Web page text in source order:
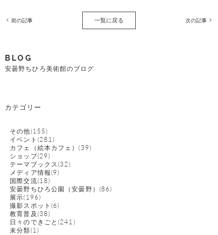
前の記事 一覧に戻る 次の記事
BLOG
安曇野ちひろ美術館のブログ
カテゴリー
その他(155)
イベント(281)
カフェ（絵本カフェ）(39)
ショップ(29)
テーマブックス(32)
メディア情報(9)
国際交流(18)
安曇野ちひろ公園（安曇野）(86)
展示(196)
撮影スポット(6)
教育普及(38)
日々のできごと(241)
未分類(1)